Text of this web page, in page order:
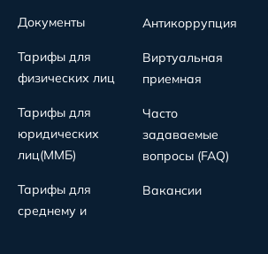
Документы
Тарифы для
физических лиц
Тарифы для
юридических
лиц(MMБ)
Тарифы для
среднему и
Антикоррупция
Виртуальная
приемная
Часто
задаваемые
вопросы (FAQ)
Вакансии